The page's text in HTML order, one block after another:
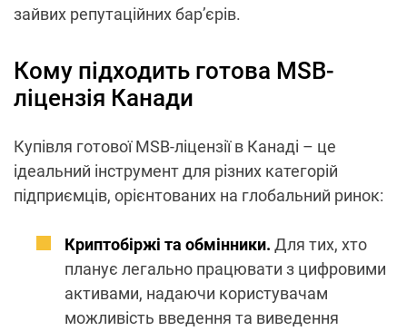
зайвих репутаційних бар’єрів.
Кому підходить готова MSB-
ліцензія Канади
Купівля готової MSB-ліцензії в Канаді – це
ідеальний інструмент для різних категорій
підприємців, орієнтованих на глобальний ринок:
Криптобіржі та обмінники. Для тих, хто
планує легально працювати з цифровими
активами, надаючи користувачам
можливість введення та виведення